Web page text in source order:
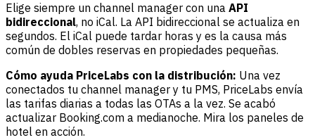
Elige siempre un channel manager con una API
bidireccional, no iCal. La API bidireccional se actualiza en
segundos. El iCal puede tardar horas y es la causa más
común de dobles reservas en propiedades pequeñas.
Cómo ayuda PriceLabs con la distribución: Una vez
conectados tu channel manager y tu PMS, PriceLabs envía
las tarifas diarias a todas las OTAs a la vez. Se acabó
actualizar Booking.com a medianoche. Mira los paneles de
hotel en acción.